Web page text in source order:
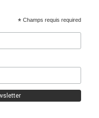
* Champs requis required